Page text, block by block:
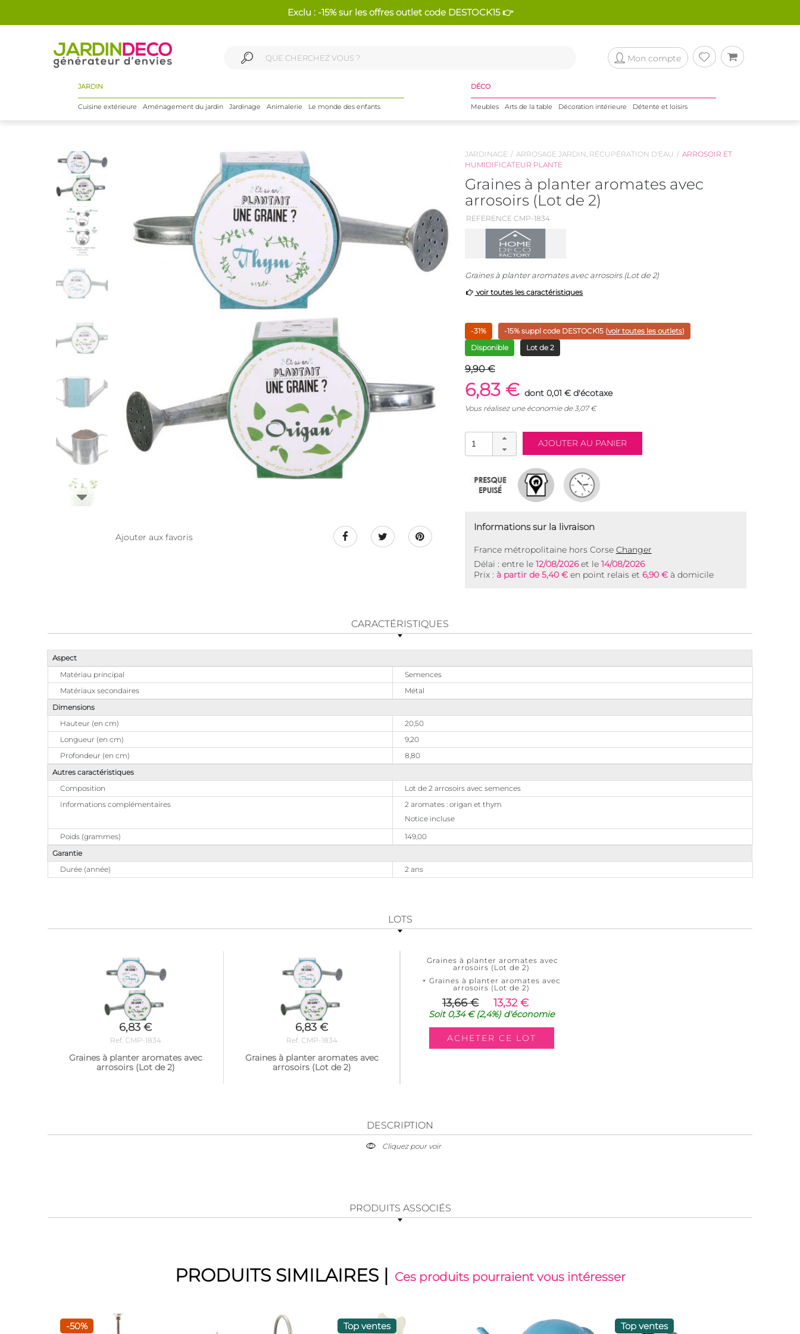
Exclu : -15% sur les offres outlet code DESTOCK15 👉
Mon compte
JARDIN
Cuisine extérieure Aménagement du jardin Jardinage Animalerie Le monde des enfants
DÉCO
Meubles Arts de la table Décoration intérieure Détente et loisirs
Ajouter aux favoris
JARDINAGE ARROSAGE JARDIN, RÉCUPÉRATION D'EAU
ARROSOIR ET
HUMIDIFICATEUR PLANTE
Graines à planter aromates avec
arrosoirs (Lot de 2)
REFERENCE CMP-1834
Graines à planter aromates avec arrosoirs (Lot de 2)
voir toutes les caractéristiques
-31% -15% suppl code DESTOCK15(voir toutes les outlets)
Disponible
Lot de 2
9,90 €
6,83 € dont 0,01 € d'écotaxe
Vous réalisez une économie de3,07€
Informations sur la livraison
France métropolitaine hors Corse Changer
Délai : entre le 12/08/2026et le 14/08/2026
Prix : à partir de 5,40 € en point relais et 6,90 €à domicile
CARACTÉRISTIQUES
Aspect
Matériau principal
Semences
Matériaux secondaires
Métal
Dimensions
Hauteur (en cm)
20,50
Longueur (en cm)
9,20
Profondeur (en cm)
8,80
Autres caractéristiques
Composition
Lot de 2 arrosoirs avec semences
Informations complémentaires
2 aromates : origan et thym
Notice incluse
Poids (grammes)
149,00
Garantie
Durée (année)
2 ans
LOTS
6,83 €
Ref. CMP-1834
Graines à planter aromates avec
arrosoirs (Lot de 2)
6,83 €
Ref. CMP-1834
Graines à planter aromates avec
arrosoirs (Lot de 2)
Graines à planter aromates avec
arrosoirs (Lot de 2)
+ Graines à planter aromates avec
arrosoirs (Lot de 2)
13,66 € 13,32 €
Soit0,34 €(2,4%)d'économie
DESCRIPTION
Cliquez pour voir
PRODUITS ASSOCIÉS
PRODUITS SIMILAIRES | Ces produits pourraient vous intéresser
-50% Top ventes Top ventes